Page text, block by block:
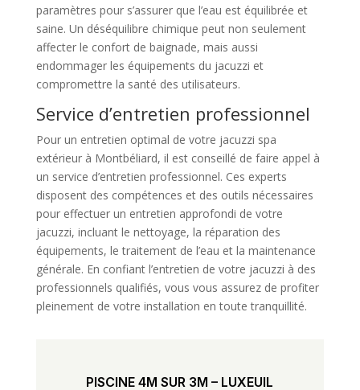
paramètres pour s’assurer que l’eau est équilibrée et
saine. Un déséquilibre chimique peut non seulement
affecter le confort de baignade, mais aussi
endommager les équipements du jacuzzi et
compromettre la santé des utilisateurs.
Service d’entretien professionnel
Pour un entretien optimal de votre jacuzzi spa
extérieur à Montbéliard, il est conseillé de faire appel à
un service d’entretien professionnel. Ces experts
disposent des compétences et des outils nécessaires
pour effectuer un entretien approfondi de votre
jacuzzi, incluant le nettoyage, la réparation des
équipements, le traitement de l’eau et la maintenance
générale. En confiant l’entretien de votre jacuzzi à des
professionnels qualifiés, vous vous assurez de profiter
pleinement de votre installation en toute tranquillité.
PISCINE 4M SUR 3M – LUXEUIL